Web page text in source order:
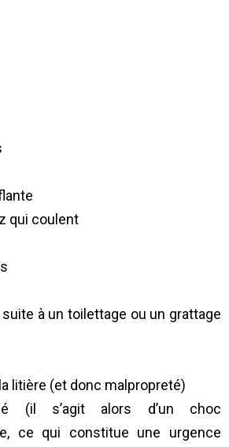
qui coulent
à un toilettage ou un grattage
litière (et donc malpropreté)
(il s’agit alors d’un choc
ce qui constitue une urgence